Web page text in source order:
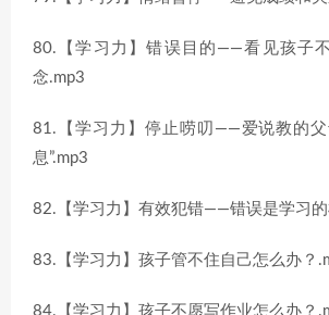
80.【学习力】错误目的——看见孩子
念.mp3
81.【学习力】停止唠叨——爱说教的父
息”.mp3
82.【学习力】有效犯错——错误是学习的
83.【学习力】孩子管不住自己怎么办？
84.【学习力】孩子不愿写作业怎么办？